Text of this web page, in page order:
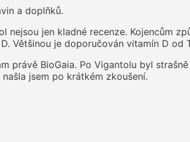
a doplňků.
jen kladné recenze. Kojencům
je doporučován vitamín D od
právě BioGaia. Po Vigantolu byl
jsem po krátkém zkoušení.